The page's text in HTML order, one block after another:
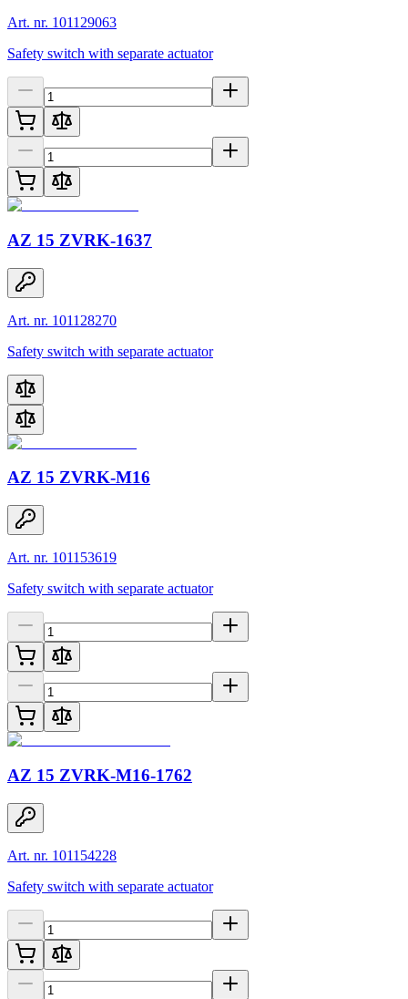
Art. nr. 101129063
Safety switch with separate actuator
AZ 15 ZVRK-1637
Art. nr. 101128270
Safety switch with separate actuator
AZ 15 ZVRK-M16
Art. nr. 101153619
Safety switch with separate actuator
AZ 15 ZVRK-M16-1762
Art. nr. 101154228
Safety switch with separate actuator